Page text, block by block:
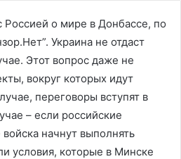
Россией о мире в Донбассе, по
Украина не отдаст
Этот вопрос даже не
вокруг которых идут
переговоры вступят в
– если российские
начнут выполнять
условия, которые в Минске